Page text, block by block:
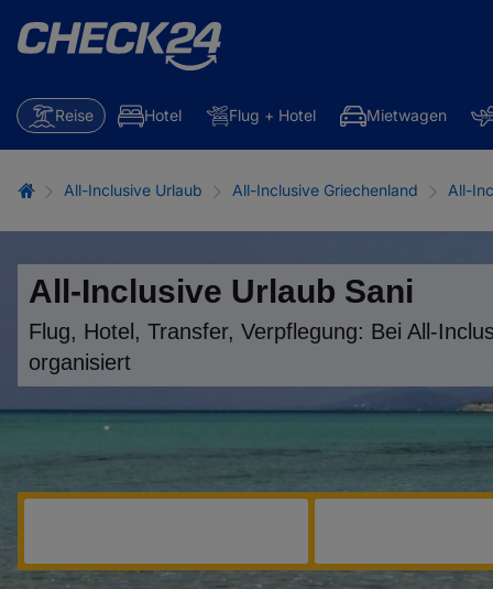
Reise Hotel Flug + Hotel Mietwagen
All-Inclusive Urlaub All-Inclusive Griechenland All-
All-Inclusive Urlaub Sani
Flug, Hotel, Transfer, Verpflegung: Bei All-
organisiert